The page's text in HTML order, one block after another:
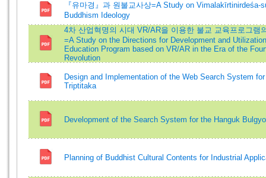
『유마경』과 원불교사상=A Study on Vimalakīrtinirdeśa-
Buddhism Ideology
4차 산업혁명의 시대 VR/AR을 이용한 불교 교육프로그램
=A Study on the Directions for Development and
Education Program based on VR/AR in the Era of the
Revolution
Design and Implementation of the Web Search System
Triptitaka
Development of the Search System for the Hanguk
Planning of Buddhist Cultural Contents for Industrial